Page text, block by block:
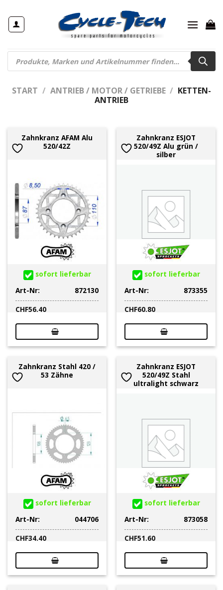
Inhalt
springen
Products
search
START / ANTRIEB / MOTOR / GETRIEBE / KETTEN-
ANTRIEB
Zahnkranz AFAM Alu
520/42Z
sofort lieferbar
Art-Nr:
872130
CHF56.40
Zahnkranz ESJOT
520/49Z Alu grün /
silber
sofort lieferbar
Art-Nr:
873355
CHF60.80
Zahnkranz Stahl 420 /
53 Zähne
sofort lieferbar
Art-Nr:
044706
CHF34.40
Zahnkranz ESJOT
520/49Z Stahl
ultralight schwarz
sofort lieferbar
Art-Nr:
873058
CHF51.60